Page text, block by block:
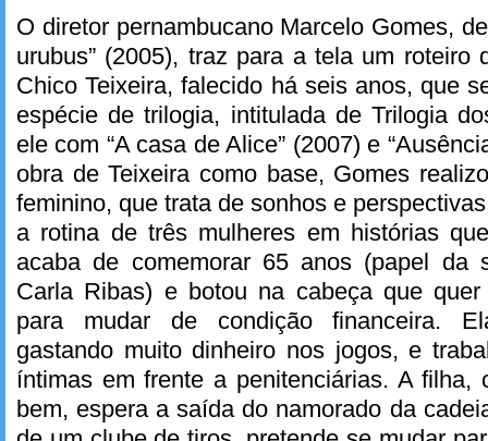
O diretor pernambucano Marcelo Gomes,
urubus” (2005), traz para a tela um roteiro
Chico Teixeira, falecido há seis anos, que
espécie de trilogia, intitulada de Trilogia
ele com “A casa de Alice” (2007) e
obra de Teixeira como base, Gomes
feminino, que trata de sonhos e
a rotina de três mulheres em histórias
acaba de comemorar 65 anos (papel da
Carla Ribas) e botou na cabeça que
para mudar de condição financeira.
gastando muito dinheiro nos jogos, e
íntimas em frente a penitenciárias. A filha,
bem, espera a saída do namorado da